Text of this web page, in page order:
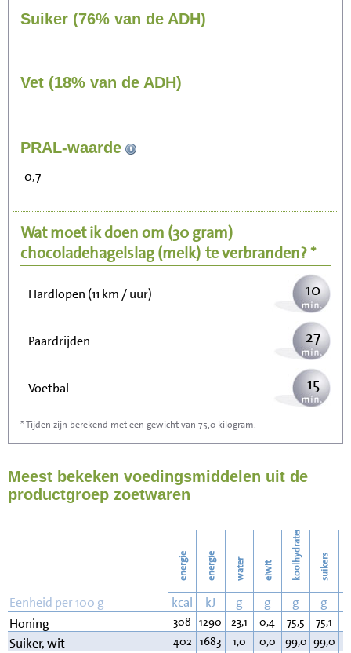
Suiker (76% van de ADH)
Vet (18% van de ADH)
PRAL-waarde
-0,7
Wat moet ik doen om (30 gram)
chocoladehagelslag (melk) te verbranden? *
Zitten, tv kijken
Wandelen (5 km/uur) 24
Hardlopen (11 km / uur) 10
Paardrijden 27
Voetbal 15
Stofzuigen
Strijken 48
55
* Tijden zijn berekend met een gewicht van 75,0 kilogram.
Meest bekeken voedingsmiddelen uit de
productgroep zoetwaren
energie energie water eiwit koolhydraten suikers
Eenheid per 100 g kcal kJ g g g g
Honing
308 1290 23,1 0,4 75,5 75,1
Suiker, wit 402 1683 1,0 0,0 99,0 99,0